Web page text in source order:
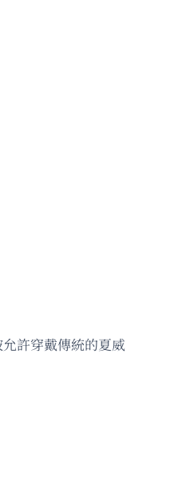
許穿戴傳統的夏威